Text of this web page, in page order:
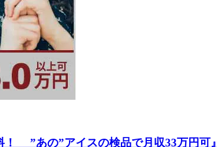
！ ”あの”アイスの検品で月収33万円可